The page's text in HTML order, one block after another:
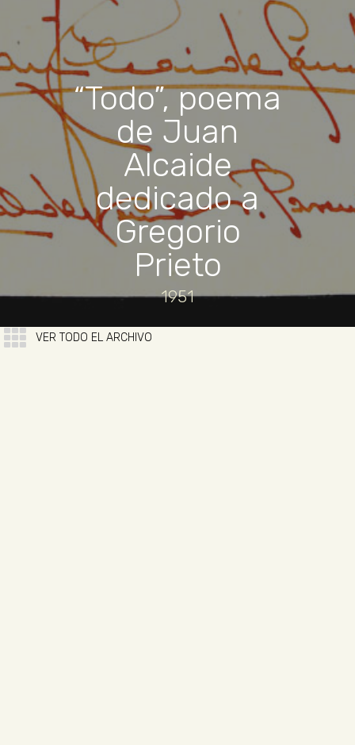
“Todo”, poema
de Juan
Alcaide
dedicado a
Gregorio
Prieto
1951
VER TODO EL ARCHIVO